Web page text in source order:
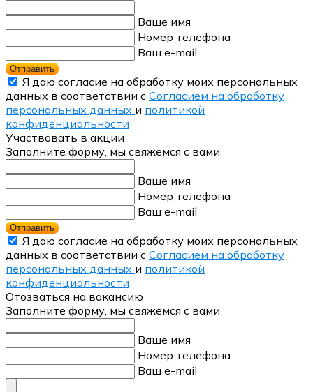
Ваше имя
Номер телефона
Ваш e-mail
Отправить
Я даю согласие на обработку моих персональных
данных в соответствии с Согласием на обработку
персональных данных и политикой
конфиденциальности
Участвовать в акции
Заполните форму, мы свяжемся с вами
Ваше имя
Номер телефона
Ваш e-mail
Отправить
Я даю согласие на обработку моих персональных
данных в соответствии с Согласием на обработку
персональных данных и политикой
конфиденциальности
Отозваться на вакансию
Заполните форму, мы свяжемся с вами
Ваше имя
Номер телефона
Ваш e-mail